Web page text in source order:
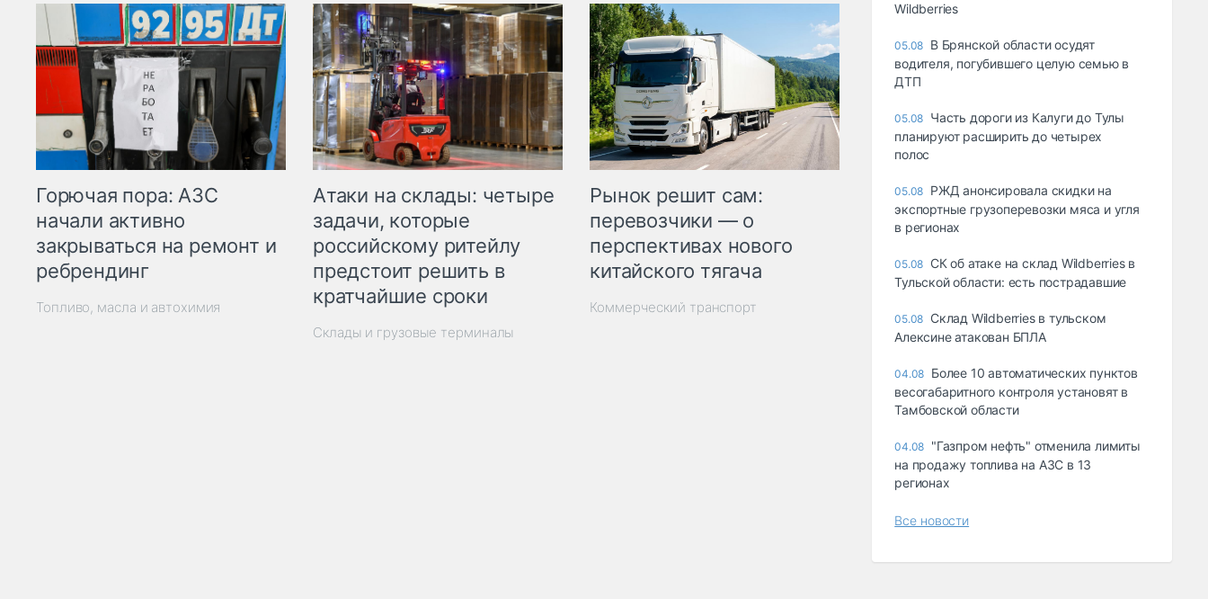
Горючая пора: АЗС
начали активно
закрываться на ремонт и
ребрендинг
Топливо, масла и автохимия
Атаки на склады: четыре
задачи, которые
российскому ритейлу
предстоит решить в
кратчайшие сроки
Склады и грузовые терминалы
Рынок решит сам:
перевозчики — о
перспективах нового
китайского тягача
Коммерческий транспорт
Wildberries
05.08 В Брянской области осудят
водителя, погубившего целую семью в
ДТП
05.08 Часть дороги из Калуги до Тулы
планируют расширить до четырех
полос
05.08 РЖД анонсировала скидки на
экспортные грузоперевозки мяса и угля
в регионах
05.08 СК об атаке на склад Wildberries в
Тульской области: есть пострадавшие
05.08 Склад Wildberries в тульском
Алексине атакован БПЛА
04.08 Более 10 автоматических пунктов
весогабаритного контроля установят в
Тамбовской области
04.08 "Газпром нефть" отменила лимиты
на продажу топлива на АЗС в 13
регионах
Все новости